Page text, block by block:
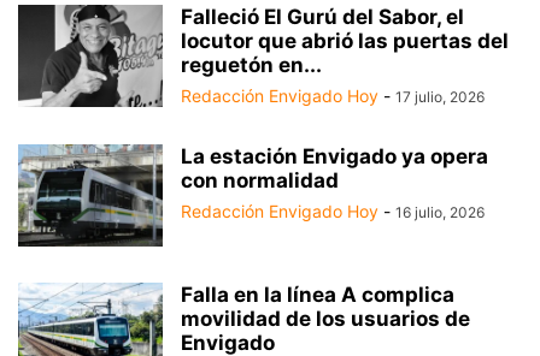
Falleció El Gurú del Sabor, el
locutor que abrió las puertas del
reguetón en...
Redacción Envigado Hoy - 17 julio, 2026
La estación Envigado ya opera
con normalidad
Redacción Envigado Hoy - 16 julio, 2026
Falla en la línea A complica
movilidad de los usuarios de
Envigado